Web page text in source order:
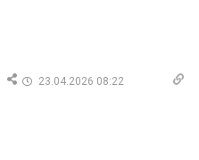
23.04.2026 08:22